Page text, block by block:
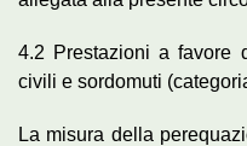
4.2 Prestazioni a favore
civili e sordomuti
La misura della